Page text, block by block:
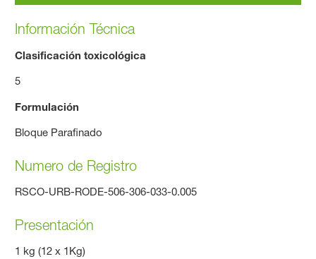
Información Técnica
Clasificación toxicológica
5
Formulación
Bloque Parafinado
Numero de Registro
RSCO-URB-RODE-506-306-033-0.005
Presentación
1 kg (12 x 1Kg)